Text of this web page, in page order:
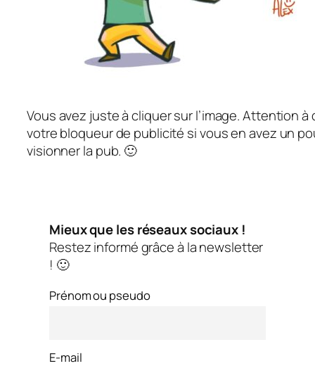
Vous avez juste à cliquer sur l’image. Attention
votre bloqueur de publicité si vous en avez un
visionner la pub. 🙂
Mieux que les réseaux sociaux !
Restez informé grâce à la newsletter
! 🙂
Prénom ou pseudo
E-mail